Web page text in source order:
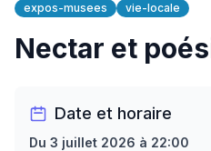
expos-musees vie-locale
Nectar et
Date et horaire
Du 3 juillet 2026 à 22:00